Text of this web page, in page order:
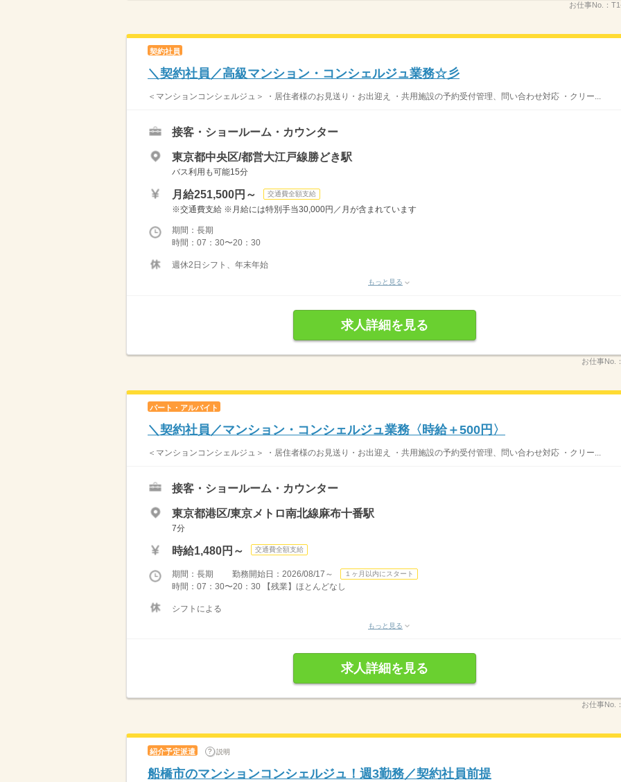
お仕事No.：
契約社員
＼契約社員／高級マンション・コンシェルジュ業務☆彡
＜マンションコンシェルジュ＞ ・居住者様のお見送り・お出迎え ・共用施設の予約受付管理、問い合わせ対応 ・クリー...
接客・ショールーム・カウンター
東京都中央区/都営大江戸線勝どき駅
バス利用も可能15分
月給251,500円～ 交通費全額支給
※交通費支給 ※月給には特別手当30,000円／月が含まれています
期間：長期
時間：07：30〜20：30
週休2日シフト、年末年始
もっと見る
求人詳細を見る
お仕事No.：
パート・アルバイト
＼契約社員／マンション・コンシェルジュ業務〈時給＋500円〉
＜マンションコンシェルジュ＞ ・居住者様のお見送り・お出迎え ・共用施設の予約受付管理、問い合わせ対応 ・クリー...
接客・ショールーム・カウンター
東京都港区/東京メトロ南北線麻布十番駅
7分
時給1,480円～ 交通費全額支給
期間：長期 勤務開始日：2026/08/17～ １ヶ月以内にスタート
時間：07：30〜20：30 【残業】ほとんどなし
シフトによる
もっと見る
求人詳細を見る
お仕事No.：
紹介予定派遣 説明
船橋市のマンションコンシェルジュ！週3勤務／契約社員前提